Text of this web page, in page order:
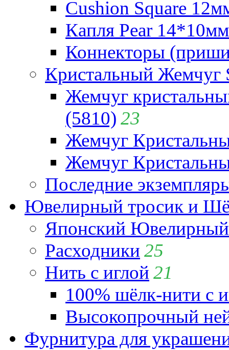
Cushion Square
Капля Pear
Коннекторы
Кристальный Жемчуг
Жемчуг
(5810) 23
Жемчуг
Жемчуг
Последние
Ювелирный тросик и
Японский
Расходники 25
Нить с иглой 21
100% шёлк-нити с
Высокопрочный
Фурнитура для